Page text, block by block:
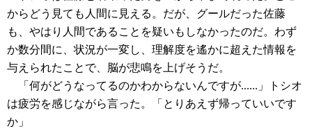
からどう見ても人間に見える。だが、グールだった佐藤
も、やはり人間であることを疑いもしなかったのだ。わず
か数分間に、状況が一変し、理解度を遙かに超えた情報を
与えられたことで、脳が悲鳴を上げそうだ。
「何がどうなってるのかわからないんですが......」トシオ
は疲労を感じながら言った。「とりあえず帰っていいです
か」